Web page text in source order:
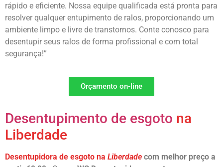
rápido e eficiente. Nossa equipe qualificada está pronta para
resolver qualquer entupimento de ralos, proporcionando um
ambiente limpo e livre de transtornos. Conte conosco para
desentupir seus ralos de forma profissional e com total
segurança!”
Orçamento on-line
Desentupimento de esgoto na
Liberdade
Desentupidora de esgoto na Liberdade com melhor preço a